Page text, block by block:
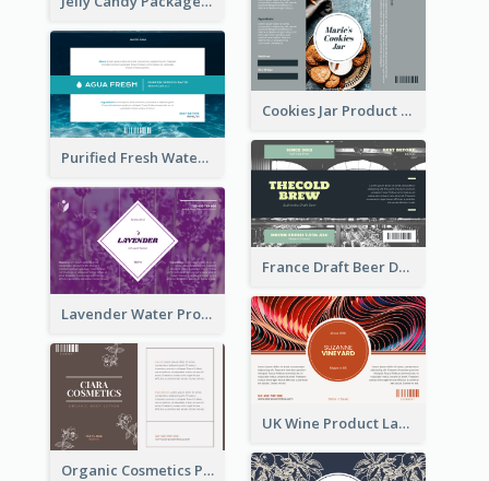
Cookies Jar Product Label
Purified Fresh Water Drink Label
France Draft Beer Drink Label
Lavender Water Product Label
UK Wine Product Label
Organic Cosmetics Product Label